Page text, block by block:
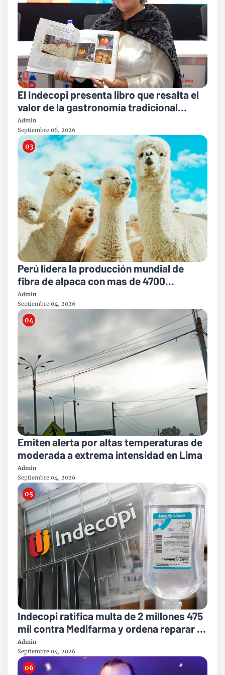
El Indecopi presenta libro que resalta el
valor de la gastronomía tradicional
peruana
Admin
Septiembre 06, 2026
Perú lidera la producción mundial de
fibra de alpaca con mas de 4700
toneladas al año
Admin
Septiembre 04, 2026
Emiten alerta por altas temperaturas de
moderada a extrema intensidad en Lima
Admin
Septiembre 04, 2026
Indecopi ratifica multa de 2 millones 475
mil contra Medifarma y ordena reparar a
victimas del suero defectuoso
Admin
Septiembre 04, 2026